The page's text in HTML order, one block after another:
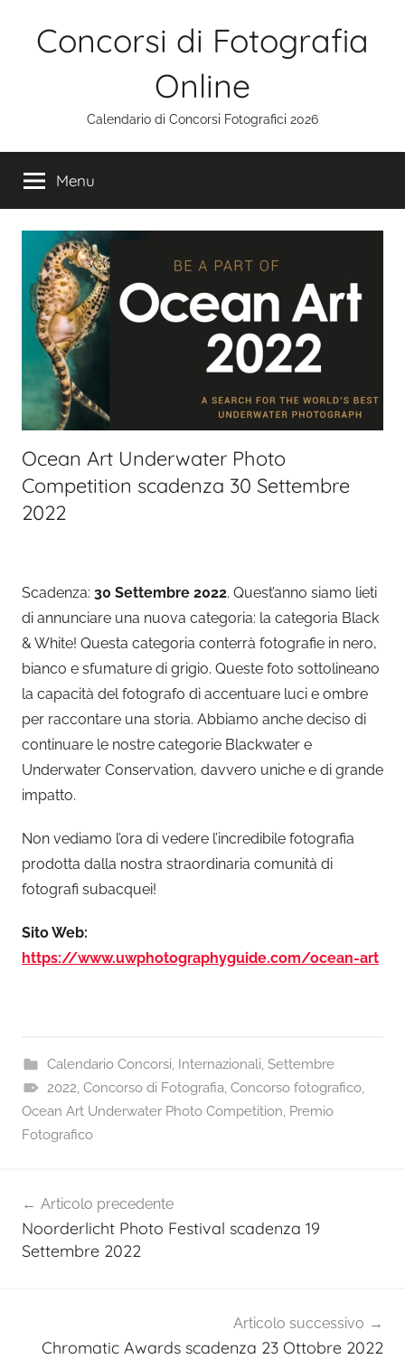
Concorsi di Fotografia
Online
Calendario di Concorsi Fotografici 2026
Menu
Ocean Art Underwater Photo
Competition scadenza 30 Settembre
2022
Scadenza: 30 Settembre 2022. Quest’anno siamo lieti
di annunciare una nuova categoria: la categoria Black
& White! Questa categoria conterrà fotografie in nero,
bianco e sfumature di grigio. Queste foto sottolineano
la capacità del fotografo di accentuare luci e ombre
per raccontare una storia. Abbiamo anche deciso di
continuare le nostre categorie Blackwater e
Underwater Conservation, davvero uniche e di grande
impatto.
Non vediamo l’ora di vedere l’incredibile fotografia
prodotta dalla nostra straordinaria comunità di
fotografi subacquei!
Sito Web:
https://www.uwphotographyguide.com/ocean-art
Calendario Concorsi, Internazionali, Settembre
2022, Concorso di Fotografia, Concorso fotografico,
Ocean Art Underwater Photo Competition, Premio
Fotografico
articoli
Articolo precedente
Noorderlicht Photo Festival scadenza 19
Settembre 2022
Articolo successivo
Chromatic Awards scadenza 23 Ottobre 2022